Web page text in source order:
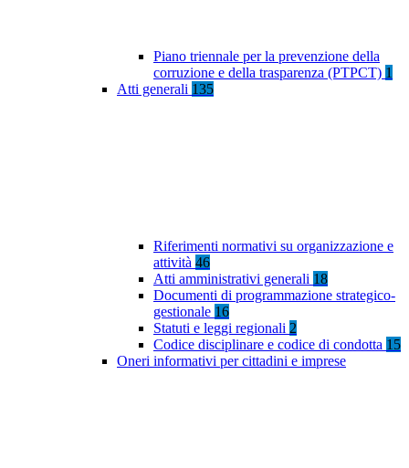
Piano triennale per la prevenzione della
corruzione e della trasparenza (PTPCT) 1
Atti generali 135
Riferimenti normativi su organizzazione e
attività 46
Atti amministrativi generali 18
Documenti di programmazione strategico-
gestionale 16
Statuti e leggi regionali 2
Codice disciplinare e codice di condotta 15
Oneri informativi per cittadini e imprese